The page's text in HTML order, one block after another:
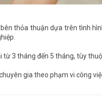
thỏa thuận dựa trên tình
3 tháng đến 5 tháng, tùy
gia theo phạm vi công